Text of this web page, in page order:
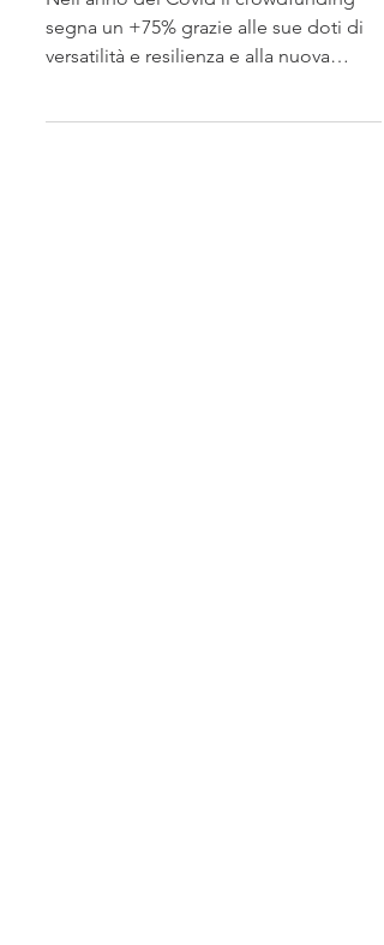
Nell'anno del Covid il crowdfunding
segna un +75% grazie alle sue doti di